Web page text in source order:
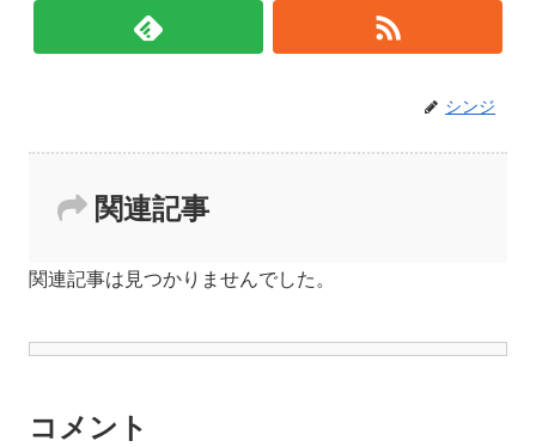
シンジ
関連記事
関連記事は見つかりませんでした。
コメント